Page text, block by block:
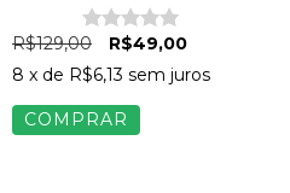
R$129,00
R$49,00
8 x de R$6,13 sem juros
COMPRAR